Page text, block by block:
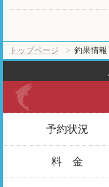
トップページ 釣果情報
予約状況
料 金